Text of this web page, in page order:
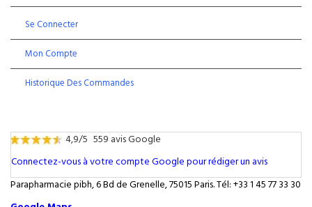
Se Connecter
Mon Compte
Historique Des Commandes
4,9/5 559 avis Google
Connectez-vous à votre compte Google pour rédiger un avis
Parapharmacie pibh, 6 Bd de Grenelle, 75015 Paris. Tél: +33 1 45 77 33 30